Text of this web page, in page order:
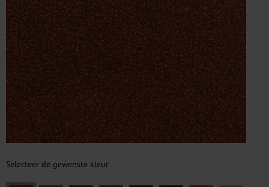
Selecteer de gewenste kleur